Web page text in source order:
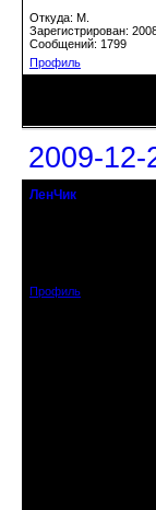
Откуда: М.
Зарегистрирован:
Сообщений: 1799
Профиль
2009-12-
ЛенЧик
Профиль